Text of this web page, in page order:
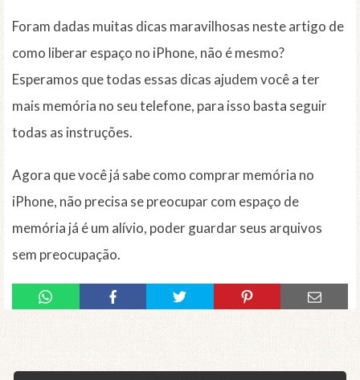
Foram dadas muitas dicas maravilhosas neste artigo de
como liberar espaço no iPhone, não é mesmo?
Esperamos que todas essas dicas ajudem você a ter
mais memória no seu telefone, para isso basta seguir
todas as instruções.
Agora que você já sabe como comprar memória no
iPhone, não precisa se preocupar com espaço de
memória já é um alívio, poder guardar seus arquivos
sem preocupação.